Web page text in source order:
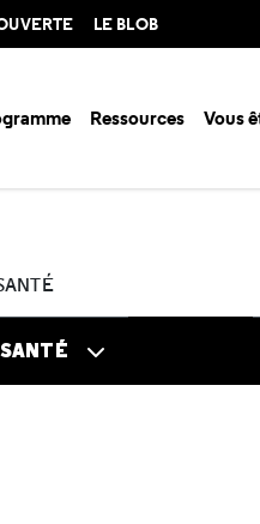
LE BLOB
Ressources Vous